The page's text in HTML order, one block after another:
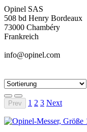
Opinel SAS
508 bd Henry Bordeaux
73000 Chambéry
Frankreich
info@opinel.com
Prev 1 2 3 Next